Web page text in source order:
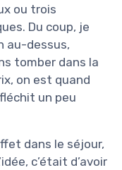
ou trois
Du coup, je
au-dessus,
tomber dans la
on est quand
un peu
dans le séjour,
c’était d’avoir